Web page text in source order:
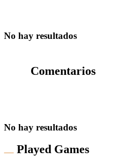
No hay resultados
Comentarios
No hay resultados
Played Games